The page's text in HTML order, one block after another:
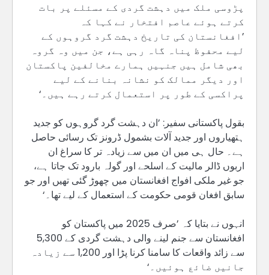
پڑوسی ملک میں دہشت گردی کے مسئلے پر بات
کرتے ہوئے عاصم افتخار نے کہا کہ
’افغانستان کی تاریخ دہشت گرد گروہوں کے
لیے محفوظ پناہ گاہ رہی ہے، جن میں وہ گروہ
بھی شامل ہیں جنہیں ہمارے مخالفین پاکستان
اور دیگر ممالک کو نشانہ بنانے کے لیے
پراکسی کے طور پر استعمال کرتے رہے ہیں۔‘
بقول پاکستانی سفیر: ’ان دہشت گرد گروہوں کو جدید
ہتھیاروں اور جدید آلات بشمول ڈرونز تک رسائی حاصل
ہے۔ حال ہی میں ان میں سے زیادہ تر کا سراغ ان
اربوں ڈالر مالیت کے اسلحے اور گولہ بارود تک جاتا ہے،
جو غیر ملکی افواج افغانستان میں چھوڑ گئی تھیں اور جو
سابق افغان قومی حکومت کے استعمال کے لیے تھا۔‘
انہوں نے بتایا کہ ’صرف 2025 میں پاکستان کو
افغانستان سے جنم لینے والی دہشت گردی کے 5,300
سے زائد واقعات کا سامنا کرنا پڑا اور 1,200 سے زیادہ
جانیں ضائع ہوئیں۔‘